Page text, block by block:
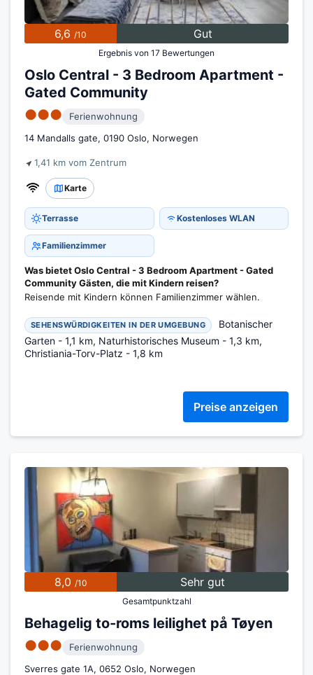
6,6 /10 Gut
Ergebnis von 17 Bewertungen
Oslo Central - 3 Bedroom Apartment -
Gated Community
●●●
Ferienwohnung
14 Mandalls gate, 0190 Oslo, Norwegen
1,41 km vom Zentrum
Karte
Terrasse Kostenloses WLAN
Familienzimmer
Was bietet Oslo Central - 3 Bedroom Apartment - Gated
Community Gästen, die mit Kindern reisen?
Reisende mit Kindern können Familienzimmer wählen.
SEHENSWÜRDIGKEITEN IN DER UMGEBUNG
Botanischer
Garten - 1,1 km, Naturhistorisches Museum - 1,3 km,
Christiania-Torv-Platz - 1,8 km
Preise anzeigen
8,0 /10 Sehr gut
Gesamtpunktzahl
Behagelig to-roms leilighet på Tøyen
●●●
Ferienwohnung
Sverres gate 1A, 0652 Oslo, Norwegen